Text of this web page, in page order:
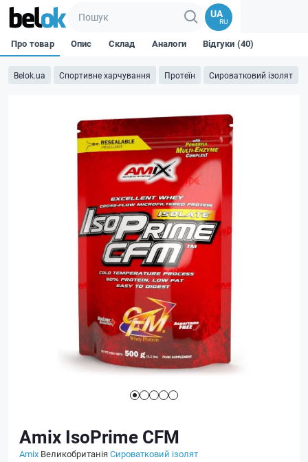
UA
RU
Belok.ua Спортивне харчування Протеїн Сироватковий ізолят
Про товар Опис Склад Аналоги Відгуки (40)
Amix IsoPrime CFM
Amix ВеликобританіяСироватковий ізолят